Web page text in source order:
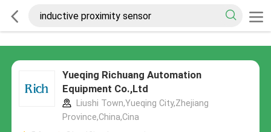
Yueqing Richuang Automation
Equipment Co.,Ltd
Liushi Town,Yueqing City,Zhejiang
Province,China,Cina